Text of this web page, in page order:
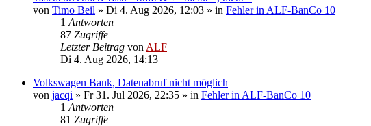
von Timo Beil » Di 4. Aug 2026, 12:03 » in Fehler in ALF-BanCo 10
1 Antworten
87 Zugriffe
Letzter Beitrag von ALF
Di 4. Aug 2026, 14:13
Volkswagen Bank, Datenabruf nicht möglich
von jacqi » Fr 31. Jul 2026, 22:35 » in Fehler in ALF-BanCo 10
1 Antworten
81 Zugriffe